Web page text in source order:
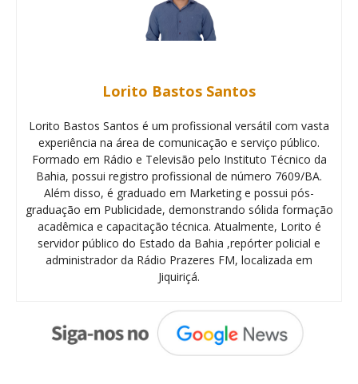
Lorito Bastos Santos
Lorito Bastos Santos é um profissional versátil com vasta
experiência na área de comunicação e serviço público.
Formado em Rádio e Televisão pelo Instituto Técnico da
Bahia, possui registro profissional de número 7609/BA.
Além disso, é graduado em Marketing e possui pós-
graduação em Publicidade, demonstrando sólida formação
acadêmica e capacitação técnica. Atualmente, Lorito é
servidor público do Estado da Bahia ,repórter policial e
administrador da Rádio Prazeres FM, localizada em
Jiquiriçá.